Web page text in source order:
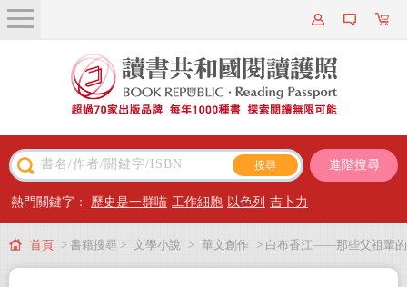
關於我們
近期新書
主題閱讀
出版專區
會員專屬
進階搜尋
熱門關鍵字： 歷史是一群喵 工作細胞 以色列 吉卜力
首頁 > 書籍搜尋 > 文學小說 > 華文創作 > 白布香江——那些父祖輩的